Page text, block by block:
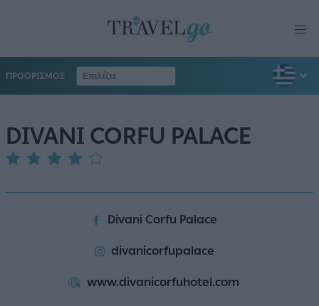
ΠΡΟΟΡΙΣΜΟΣ
DIVANI CORFU PALACE
Divani Corfu Palace
divanicorfupalace
www.divanicorfuhotel.com